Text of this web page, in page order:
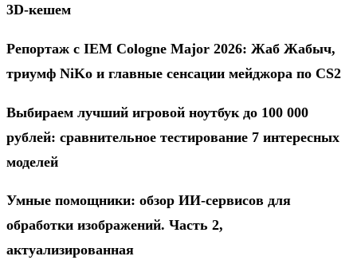
3D-кешем
Репортаж с IEM Cologne Major 2026: Жаб Жабыч,
триумф NiKo и главные сенсации мейджора по CS2
Выбираем лучший игровой ноутбук до 100 000
рублей: сравнительное тестирование 7 интересных
моделей
Умные помощники: обзор ИИ-сервисов для
обработки изображений. Часть 2,
актуализированная